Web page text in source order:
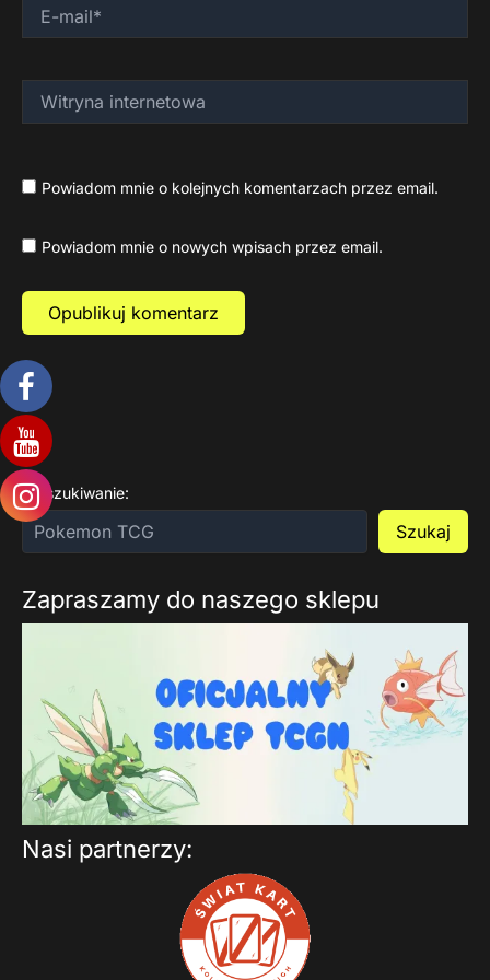
mail*
internetowa
Powiadom mnie o kolejnych komentarzach przez email.
Powiadom mnie o nowych wpisach przez email.
Wyszukiwanie:
Szukaj
Zapraszamy do naszego sklepu
Nasi partnerzy: